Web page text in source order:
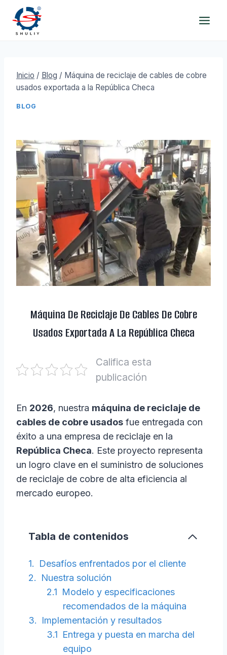
Saltar
contenido
Inicio / Blog / Máquina de reciclaje de cables de cobre
usados exportada a la República Checa
BLOG
Máquina De Reciclaje De Cables De Cobre
Usados Exportada A La República Checa
Califica esta
publicación
En 2026, nuestra máquina de reciclaje de
cables de cobre usados fue entregada con
éxito a una empresa de reciclaje en la
República Checa. Este proyecto representa
un logro clave en el suministro de soluciones
de reciclaje de cobre de alta eficiencia al
mercado europeo.
Tabla de contenidos
Desafíos enfrentados por el cliente
Nuestra solución
Modelo y especificaciones
recomendados de la máquina
Implementación y resultados
Entrega y puesta en marcha del
equipo